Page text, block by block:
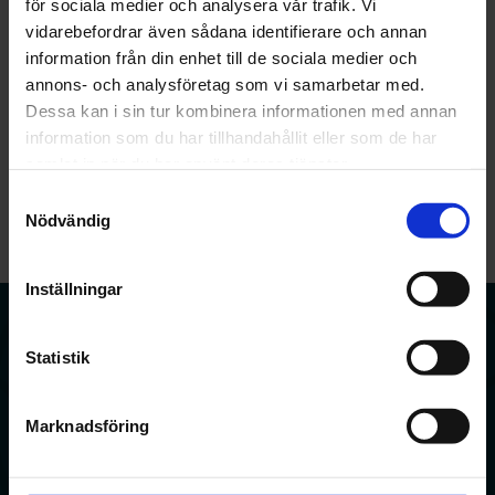
för sociala medier och analysera vår trafik. Vi
vidarebefordrar även sådana identifierare och annan
information från din enhet till de sociala medier och
annons- och analysföretag som vi samarbetar med.
Dessa kan i sin tur kombinera informationen med annan
information som du har tillhandahållit eller som de har
Nödvändig
Inställningar
Statistik
Marknadsföring
När du använder formuläret godkänner du personuppgiftspolicyn .
Ådrakliniken
405 45 Göteborg
Boka tid